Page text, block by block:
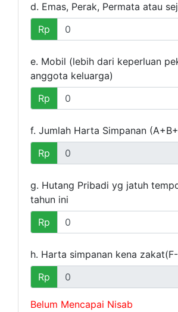
d. Emas, Perak, Permata atau
Rp
e. Mobil (lebih dari keperluan
anggota keluarga)
Rp
f. Jumlah Harta Simpanan
Rp
g. Hutang Pribadi yg jatuh
tahun ini
Rp
h. Harta simpanan kena
Rp
Belum Mencapai Nisab